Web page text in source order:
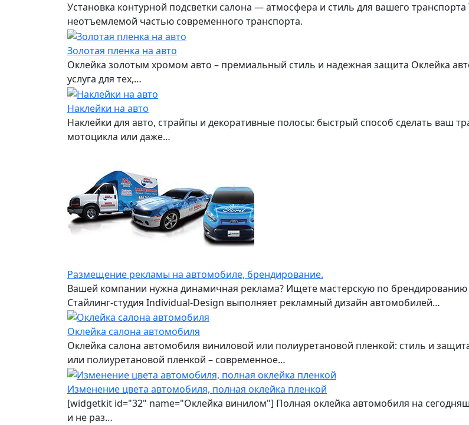
Установка контурной подсветки салона — атмосфера и стиль для вашего
неотъемлемой частью современного транспорта.
Золотая пленка на авто
Оклейка золотым хромом авто – премиальный стиль и надежная защита Оклейка
услуга для тех,…
Наклейки на авто
Наклейки для авто, страйпы и декоративные полосы: быстрый способ сделать ваш
мотоцикла или даже…
Размещение рекламы на автомобиле, брендирование.
Вашей компании нужна динамичная реклама? Ищете мастерскую по брендированию
Стайлинг-студия Individual-Design выполняет рекламный дизайн автомобилей…
Оклейка салона автомобиля
Оклейка салона автомобиля виниловой или полиуретановой пленкой: стиль и
или полиуретановой пленкой – современное…
Изменение цвета автомобиля, полная оклейка пленкой
[widgetkit id="32" name="Оклейка винилом"] Полная оклейка автомобиля на
и не раз…